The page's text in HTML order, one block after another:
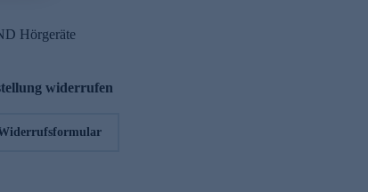
Hörgeräte
widerrufen